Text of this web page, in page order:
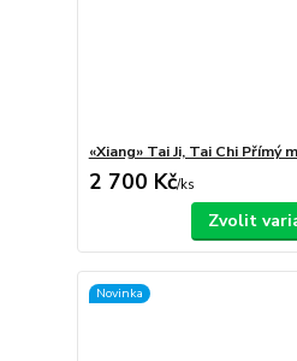
«Xiang» Tai Ji, Tai Chi Přímý
2 700 Kč/ks
Zvolit
Novinka